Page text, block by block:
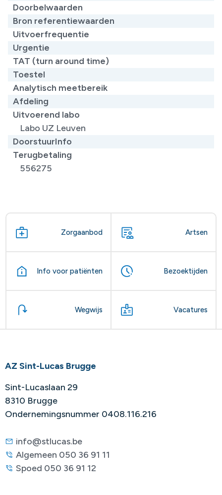
Doorbelwaarden
Bron referentiewaarden
Uitvoerfrequentie
Urgentie
TAT (turn around time)
Toestel
Analytisch meetbereik
Afdeling
Uitvoerend labo
Labo UZ Leuven
DoorstuurInfo
Terugbetaling
556275
Zorgaanbod Artsen
Info voor patiënten Bezoektijden
Wegwijs Vacatures
AZ Sint-Lucas Brugge
Sint-Lucaslaan 29
8310 Brugge
Ondernemingsnummer 0408.116.216
info@stlucas.be
Algemeen 050 36 91 11
Spoed 050 36 91 12